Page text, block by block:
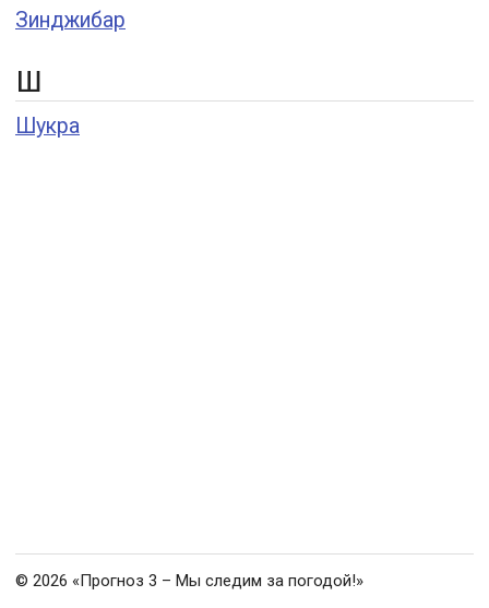
Зинджибар
Ш
Шукра
© 2026 «Прогноз 3 – Мы следим за погодой!»